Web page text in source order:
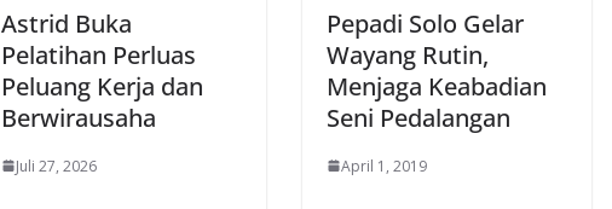
Astrid Buka
Pelatihan Perluas
Peluang Kerja dan
Berwirausaha
Juli 27, 2026
Pepadi Solo Gelar
Wayang Rutin,
Menjaga Keabadian
Seni Pedalangan
April 1, 2019